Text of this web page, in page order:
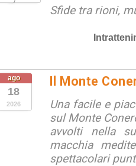
Sfide tra rioni,
ago
18
2026
Il Monte
Una facile e
sul Monte
avvolti nella
macchia
spettacolari